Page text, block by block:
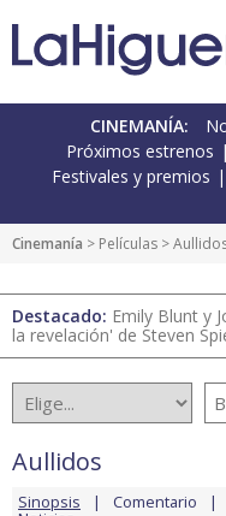
CINEMANÍA:
Próximos estrenos
Festivales y premios
Cinemanía > Películas >
Destacado: Emily Blunt y
la revelación' de Steven
Aullidos
Sinopsis Comentario